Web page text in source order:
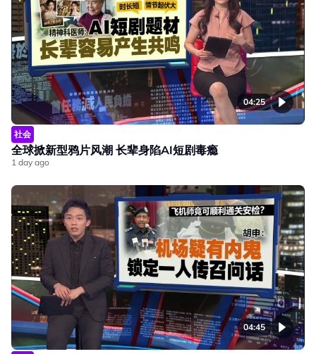
04:25
社会
全球掀新型鸦片风潮 长辈身陷AI短剧毒瘾
1 day ago
04:45